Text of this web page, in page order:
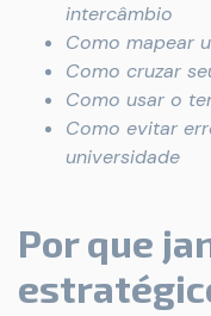
intercâmbio
Como mapear
Como cruzar
Como usar o
Como evitar
universidade
Por que